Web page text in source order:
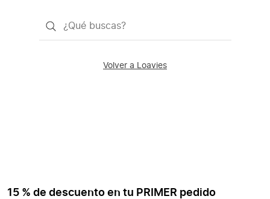
¿Qué
Volver a Loavies
15 % de descuento en tu PRIMER pedido